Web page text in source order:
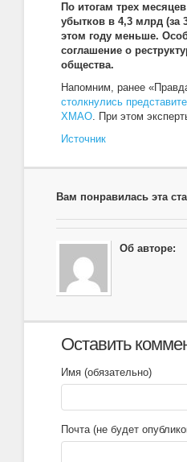
По итогам трех
убытков в 4,3 млрд (за
этом году меньше.
соглашение о
общества.
Напомним, ранее
столкнулись
ХМАО. При этом
Источник
Вам понравилась эта
Об авторе:
Оставить
Имя (обязательно)
Почта (не будет